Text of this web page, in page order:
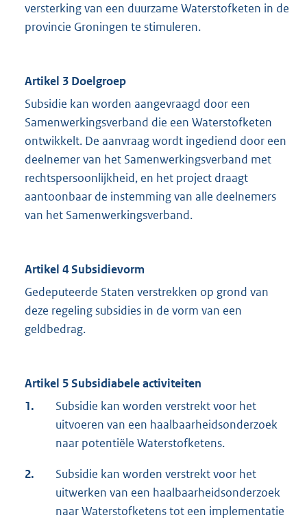
versterking van een duurzame Waterstofketen in de
provincie Groningen te stimuleren.
Artikel 3 Doelgroep
Subsidie kan worden aangevraagd door een
Samenwerkingsverband die een Waterstofketen
ontwikkelt. De aanvraag wordt ingediend door een
deelnemer van het Samenwerkingsverband met
rechtspersoonlijkheid, en het project draagt
aantoonbaar de instemming van alle deelnemers
van het Samenwerkingsverband.
Artikel 4 Subsidievorm
Gedeputeerde Staten verstrekken op grond van
deze regeling subsidies in de vorm van een
geldbedrag.
Artikel 5 Subsidiabele activiteiten
1.
Subsidie kan worden verstrekt voor het
uitvoeren van een haalbaarheidsonderzoek
naar potentiële Waterstofketens.
2.
Subsidie kan worden verstrekt voor het
uitwerken van een haalbaarheidsonderzoek
naar Waterstofketens tot een implementatie